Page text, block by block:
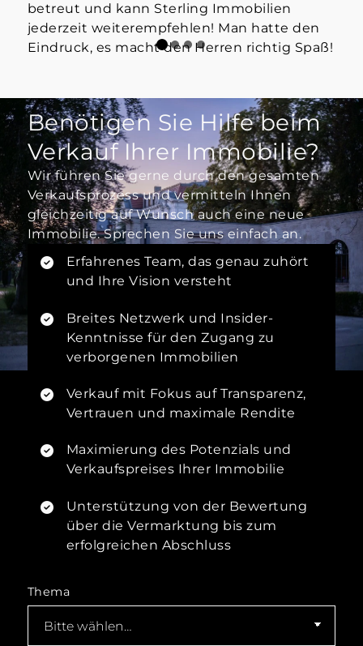
betreut und kann Sterling Immobilien
jederzeit weiterempfehlen! Man hatte den
Eindruck, es macht den Herren richtig Spaß!
Benötigen Sie Hilfe beim
Verkauf Ihrer Immobilie?
Wir führen Sie gerne durch den gesamten
Verkaufsprozess und vermitteln Ihnen
gleichzeitig auf Wunsch auch eine neue
Immobilie. Sprechen Sie uns einfach an.
Erfahrenes Team, das genau zuhört
und Ihre Vision versteht
Breites Netzwerk und Insider-
Kenntnisse für den Zugang zu
verborgenen Immobilien
Verkauf mit Fokus auf Transparenz,
Vertrauen und maximale Rendite
Maximierung des Potenzials und
Verkaufspreises Ihrer Immobilie
Unterstützung von der Bewertung
über die Vermarktung bis zum
erfolgreichen Abschluss
Thema